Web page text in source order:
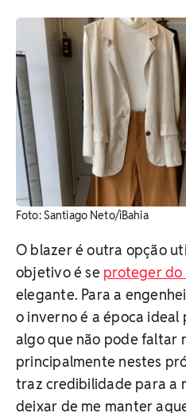
Foto: Santiago Neto/iBahia
O blazer é outra opção
objetivo é se proteger
elegante. Para a
o inverno é a época ideal
algo que não pode faltar
principalmente nestes
traz credibilidade para a
deixar de me manter